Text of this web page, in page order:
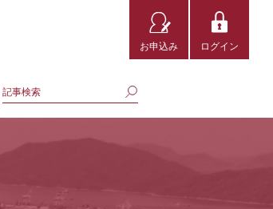
お申込み ログイン